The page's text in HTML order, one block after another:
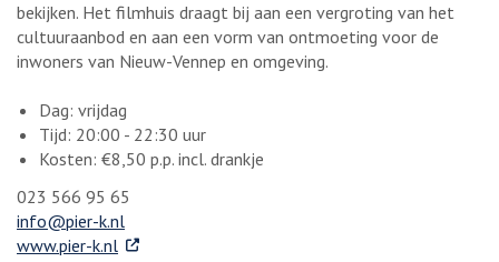
bekijken. Het filmhuis draagt bij aan een vergroting van het
cultuuraanbod en aan een vorm van ontmoeting voor de
inwoners van Nieuw-Vennep en omgeving.
Dag: vrijdag
Tijd: 20:00 - 22:30 uur
Kosten: €8,50 p.p. incl. drankje
023 566 95 65
info@pier-k.nl
www.pier-k.nl . Externe link